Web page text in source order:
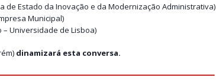
de Estado da Inovação e da Modernização Administrativa)
Municipal)
Universidade de Lisboa)
dinamizará esta conversa.